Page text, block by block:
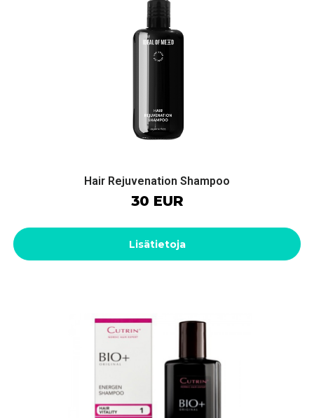
Hair Rejuvenation Shampoo
30 EUR
Lisätietoja